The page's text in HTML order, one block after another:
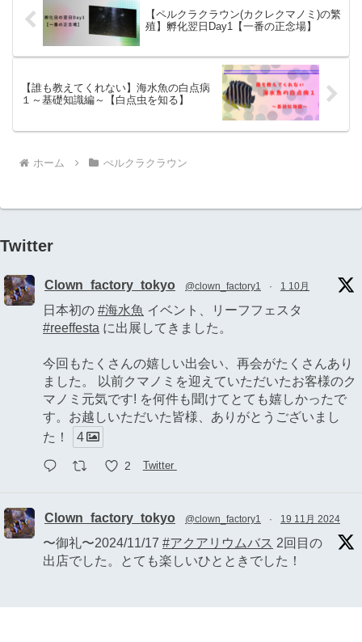
【ペルクラクラウン(カクレクマノミ)の繁
殖】孵化翌日Day1【一番の正念場】
【誰も教えてくれない】海水魚の白点病
１～基礎知識編～【白点虫を知る】
ホーム ぺルクラクラウン
Twitter
Clown_factory_tokyo @clown_factory1 · 1 10月
日本初の #海水魚 イベント、リーフフェスタ
#reeffesta に出展してきました。
今回もたくさんの嬉しい出会い、再会がたくさんあり
ました。 以前クマノミを迎えていただいたお客様のク
マノミ元気です! を何件も聞けてとても嬉しかったで
す。お越しいただいた皆様、ありがとうございまし
た！
4
2 Twitter
Clown_factory_tokyo @clown_factory1 · 19 11月 2024
〜御礼〜2024/11/17 #アクアリウムバス 2回目の
出店でした。とても楽しいひとときでした！